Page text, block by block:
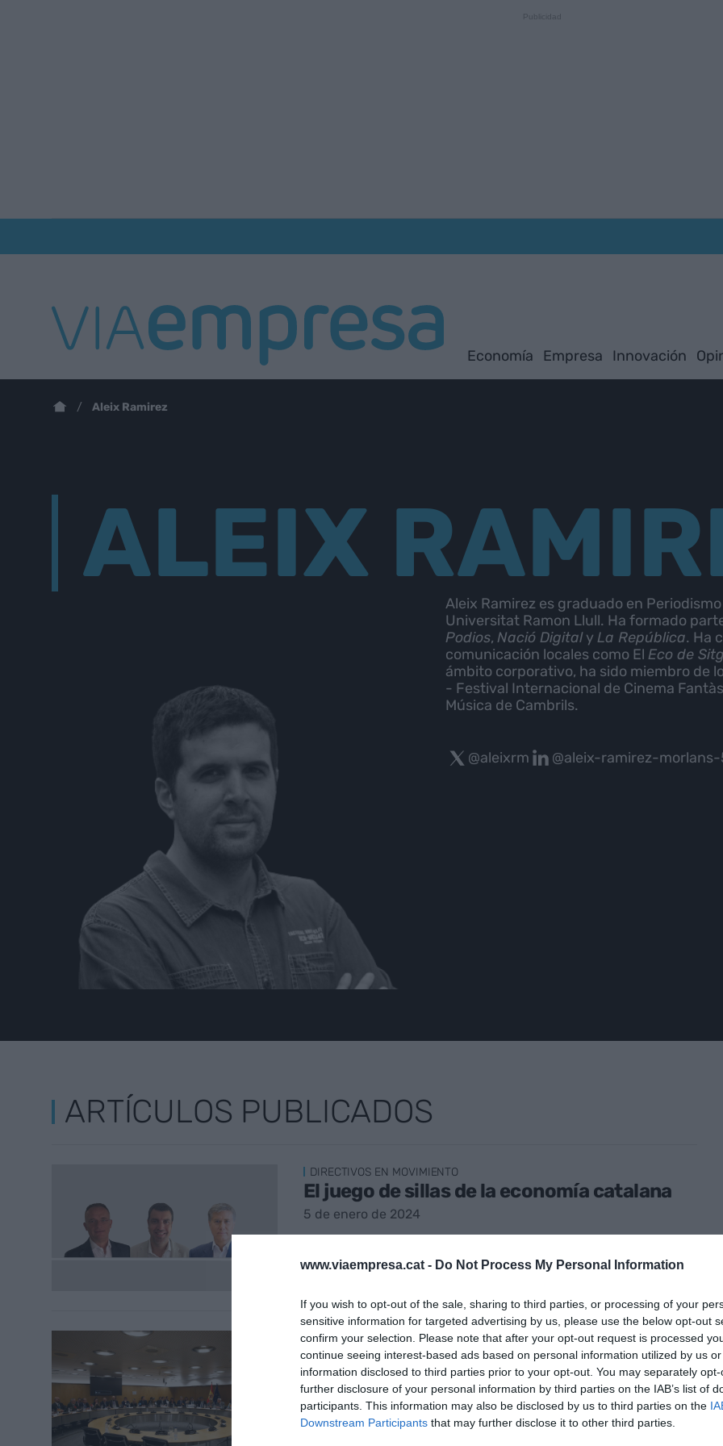
www.viaempresa.cat - Do Not Process My Personal Information
If you wish to opt-out of the sale, sharing to third parties, or processing of your
sensitive information for targeted advertising by us, please use the below opt-out
confirm your selection. Please note that after your opt-out request is processed
continue seeing interest-based ads based on personal information utilized by us
information disclosed to third parties prior to your opt-out. You may separately
further disclosure of your personal information by third parties on the IAB’s list of
participants. This information may also be disclosed by us to third parties on the
Downstream Participants that may further disclose it to other third parties.
Economía Empresa Innovación
Aleix Ramirez
ALEIX
Aleix Ramirez es graduado en
Universitat Ramon Llull. Ha formado
Podios, Nació Digitaly La República. Ha
comunicación locales como El Eco de
ámbito corporativo, ha sido miembro de
- Festival Internacional de Cinema
Música de Cambrils.
@aleixrm @aleix-ramirez-
ARTÍCULOS PUBLICADOS
DIRECTIVOS EN MOVIMIENTO
El juego de sillas de la economía catalana
5 de enero de 2024
ECONOMÍA
Financiación, una relación de amor-odio
entre la política y el ámbito técnico
4 de enero de 2024